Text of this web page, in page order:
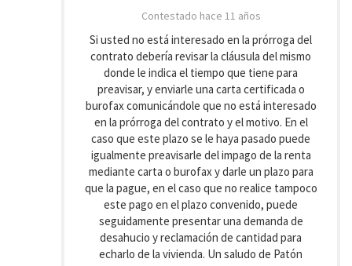
Contestado hace 11 años
Si usted no está interesado en la prórroga del
contrato debería revisar la cláusula del mismo
donde le indica el tiempo que tiene para
preavisar, y enviarle una carta certificada o
burofax comunicándole que no está interesado
en la prórroga del contrato y el motivo. En el
caso que este plazo se le haya pasado puede
igualmente preavisarle del impago de la renta
mediante carta o burofax y darle un plazo para
que la pague, en el caso que no realice tampoco
este pago en el plazo convenido, puede
seguidamente presentar una demanda de
desahucio y reclamación de cantidad para
echarlo de la vivienda. Un saludo de Patón